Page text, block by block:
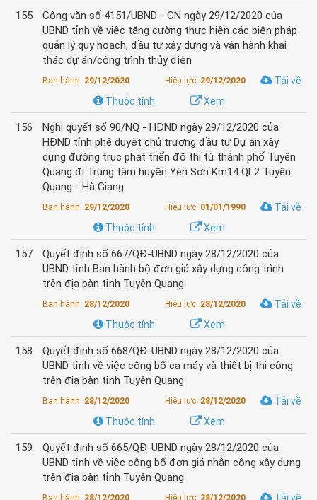
155
Công văn số 4151/UBND - CN ngày 29/12/2020 của
UBND tỉnh về việc tăng cường thực hiện các biện pháp
quản lý quy hoạch, đầu tư xây dựng và vận hành khai
thác dự án/công trình thủy điện
Ban hành: 29/12/2020 Hiệu lực: 29/12/2020
Tải về
Xem
Thuộc tính
156
Nghị quyết số 90/NQ - HĐND ngày 29/12/2020 của
HĐND tỉnh phê duyệt chủ trương đầu tư Dự án xây
dựng đường trục phát triển đô thị từ thành phố Tuyên
Quang đi Trung tâm huyện Yên Sơn Km14 QL2 Tuyên
Quang - Hà Giang
Ban hành: 29/12/2020 Hiệu lực: 01/01/1990
Tải về
Xem
Thuộc tính
157
Quyết định số 667/QĐ-UBND ngày 28/12/2020 của
UBND tỉnh Ban hành bộ đơn giá xây dựng công trình
trên địa bàn tỉnh Tuyên Quang
Ban hành: 28/12/2020 Hiệu lực: 28/12/2020
Tải về
Xem
Thuộc tính
158
Quyết định số 668/QĐ-UBND ngày 28/12/2020 của
UBND tỉnh về việc công bố ca máy và thiết bị thi công
trên địa bàn tỉnh Tuyên Quang
Ban hành: 28/12/2020 Hiệu lực: 28/12/2020
Tải về
Xem
Thuộc tính
159
Quyết định số 665/QĐ-UBND ngày 28/12/2020 của
UBND tỉnh về việc công bố đơn giá nhân công xây dựng
trên địa bàn tỉnh Tuyên Quang
Ban hành: 28/12/2020 Hiệu lực: 28/12/2020